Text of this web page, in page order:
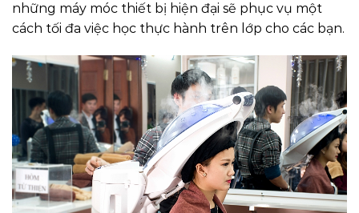
những máy móc thiết bị hiện đại sẽ phục vụ một
cách tối đa việc học thực hành trên lớp cho các bạn.